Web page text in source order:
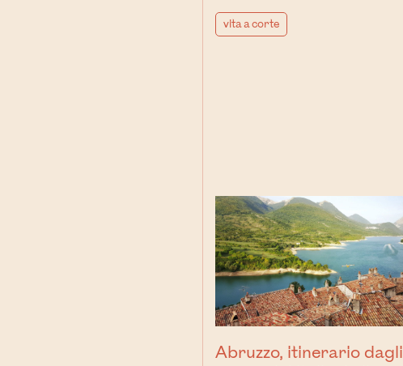
vita a corte
Abruzzo, itinerario dagli